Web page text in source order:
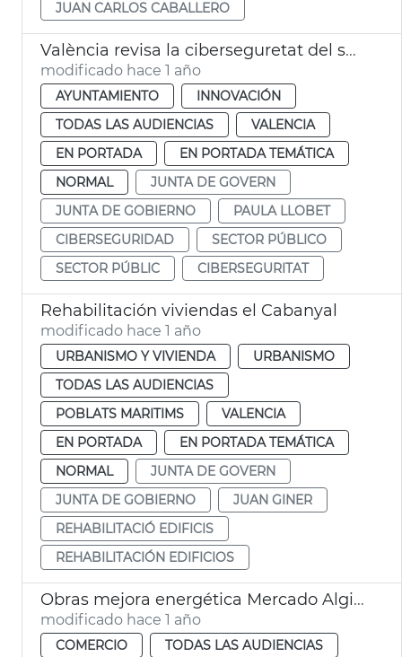
JUAN CARLOS CABALLERO
València revisa la ciberseguretat del sector públic
modificado hace 1 año
AYUNTAMIENTO
INNOVACIÓN
TODAS LAS AUDIENCIAS
VALENCIA
EN PORTADA
EN PORTADA TEMÁTICA
NORMAL
JUNTA DE GOVERN
JUNTA DE GOBIERNO
PAULA LLOBET
CIBERSEGURIDAD
SECTOR PÚBLICO
SECTOR PÚBLIC
CIBERSEGURITAT
Rehabilitación viviendas el Cabanyal
modificado hace 1 año
URBANISMO Y VIVIENDA
URBANISMO
TODAS LAS AUDIENCIAS
POBLATS MARITIMS
VALENCIA
EN PORTADA
EN PORTADA TEMÁTICA
NORMAL
JUNTA DE GOVERN
JUNTA DE GOBIERNO
JUAN GINER
REHABILITACIÓ EDIFICIS
REHABILITACIÓN EDIFICIOS
Obras mejora energética Mercado Algirós
modificado hace 1 año
COMERCIO
TODAS LAS AUDIENCIAS